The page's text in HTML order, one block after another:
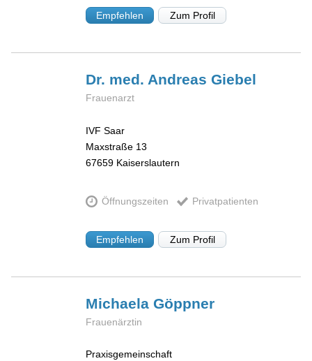
Empfehlen Zum Profil
Dr. med. AndreasGiebel
Frauenarzt
IVF Saar
Maxstraße 13
67659 Kaiserslautern
Öffnungszeiten Privatpatienten
Empfehlen Zum Profil
MichaelaGöppner
Frauenärztin
Praxisgemeinschaft